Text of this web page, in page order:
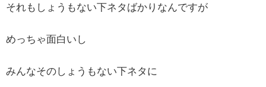
それもしょうもない下ネタばかりなんですが
めっちゃ面白いし
みんなそのしょうもない下ネタに